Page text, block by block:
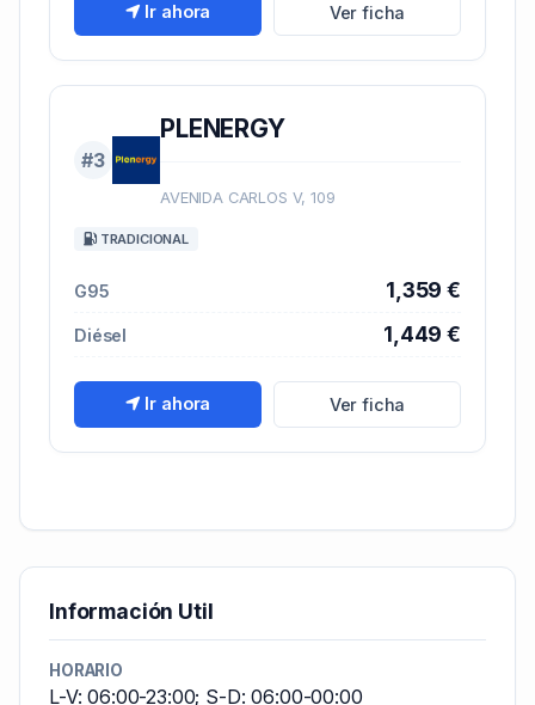
Ir ahora Ver ficha
#3
PLENERGY
AVENIDA CARLOS V, 109
TRADICIONAL
G95 1,359 €
Diésel 1,449 €
Ir ahora Ver ficha
Información Util
HORARIO
L-V: 06:00-23:00; S-D: 06:00-00:00